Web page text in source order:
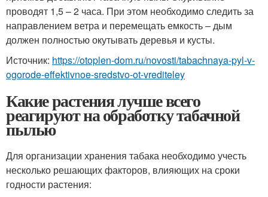
проводят 1,5 – 2 часа. При этом необходимо следить за
направлением ветра и перемещать емкость – дым
должен полностью окутывать деревья и кусты.
Источник: https://otoplen-dom.ru/novosti/tabachnaya-pyl-v-
ogorode-effektivnoe-sredstvo-ot-vrediteley
Какие растения лучше всего
реагируют на обработку табачной
пылью
Для организации хранения табака необходимо учесть
несколько решающих факторов, влияющих на сроки
годности растения: